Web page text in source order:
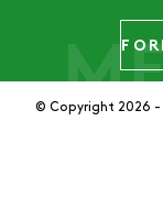
© Copyright 2026 -